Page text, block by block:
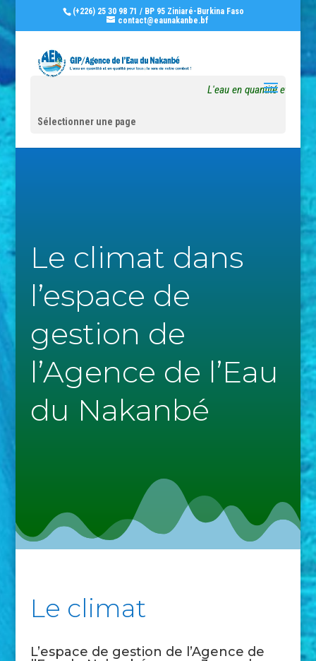
(+226) 25 30 98 71 / BP 95 Ziniaré-Burkina Faso
contact@eaunakanbe.bf
L'eau en quantité et en
Sélectionner une page
Le climat dans
l’espace de
gestion de
l’Agence de l’Eau
du Nakanbé
Le climat
L’espace de gestion de l’Agence de